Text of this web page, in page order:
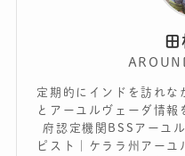
田
定期的にインドを訪れな
とアーユルヴェーダ情報
府認定機関BSSアーユ
ピスト｜ケララ州アーユ